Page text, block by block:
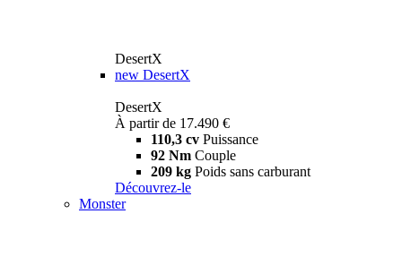
DesertX
new DesertX
DesertX
À partir de 17.490 €
110,3 cv Puissance
92 Nm Couple
209 kg Poids sans carburant
Découvrez-le
Monster